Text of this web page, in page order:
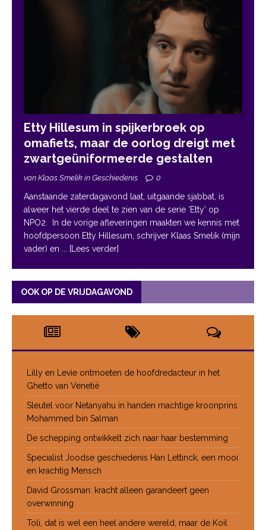
Etty Hillesum in spijkerbroek op
omafiets, maar de oorlog dreigt met
zwartgeüniformeerde gestalten
van Klaas Smelik in Geschiedenis 0
Aanstaande zaterdagavond laat, uitgaande sjabbat, is
alweer het vierde deel te zien van de serie ‘Etty’ op
NPO2. In de vorige afleveringen maakten we kennis met
hoofdpersoon Etty Hillesum, schrijver Klaas Smelik (mijn
vader) en
... [Lees verder]
OOK OP DE VRIJDAGAVOND
Lilly en Levie ontmoeten de hoofdredacteur in het
Ghetto van Venetië
Sleutel voor Netanyahu in handen machtige kroonprins
Mohammed bin Salman
De schepping ontwikkelt zich naar haar bestemming
Specialist Joodse geschiedenis Han Lettinck, een mooi
en krachtig Mensch
David Grossman: kracht alleen garandeert geen
overwinning
Toli, dat is wel een heel andere wereld, maar de Koil